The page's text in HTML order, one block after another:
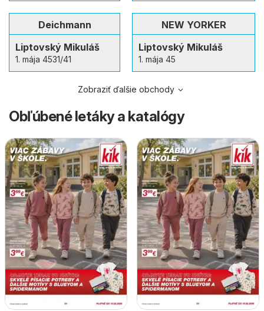
Deichmann
Liptovský Mikuláš
1. mája 4531/41
NEW YORKER
Liptovský Mikuláš
1. mája 45
Zobraziť ďalšie obchody
Obľúbené letáky a katalógy